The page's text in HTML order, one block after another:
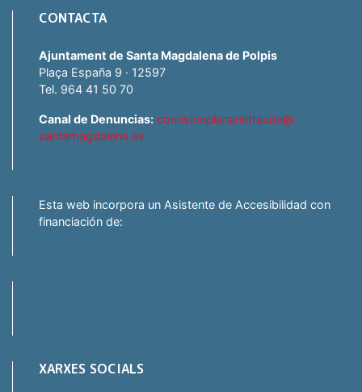
CONTACTA
Ajuntament de Santa Magdalena de Polpis
Plaça España 9 · 12597
Tel. 964 41 50 70
Canal de Denuncias: comisionplanantifraude@
santamagdalena.es
Esta web incorpora un Asistente de Accesibilidad con
financiación de:
XARXES SOCIALS